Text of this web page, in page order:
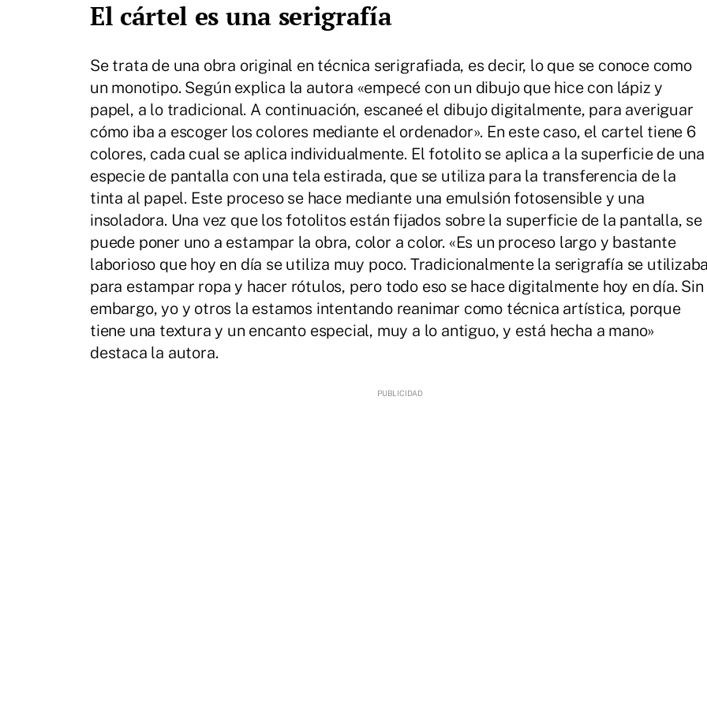
El cártel es una serigrafía
Se trata de una obra original en técnica serigrafiada, es decir, lo que se conoce como
un monotipo. Según explica la autora «empecé con un dibujo que hice con lápiz y
papel, a lo tradicional. A continuación, escaneé el dibujo digitalmente, para averiguar
cómo iba a escoger los colores mediante el ordenador». En este caso, el cartel tiene 6
colores, cada cual se aplica individualmente. El fotolito se aplica a la superficie de una
especie de pantalla con una tela estirada, que se utiliza para la transferencia de la
tinta al papel. Este proceso se hace mediante una emulsión fotosensible y una
insoladora. Una vez que los fotolitos están fijados sobre la superficie de la pantalla, se
puede poner uno a estampar la obra, color a color. «Es un proceso largo y bastante
laborioso que hoy en día se utiliza muy poco. Tradicionalmente la serigrafía se utilizaba
para estampar ropa y hacer rótulos, pero todo eso se hace digitalmente hoy en día. Sin
embargo, yo y otros la estamos intentando reanimar como técnica artística, porque
tiene una textura y un encanto especial, muy a lo antiguo, y está hecha a mano»
destaca la autora.